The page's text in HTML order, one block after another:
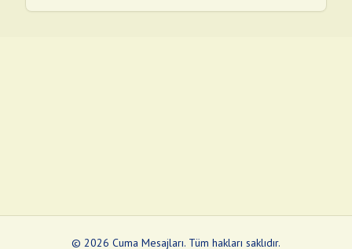
© 2026 Cuma Mesajları. Tüm hakları saklıdır.